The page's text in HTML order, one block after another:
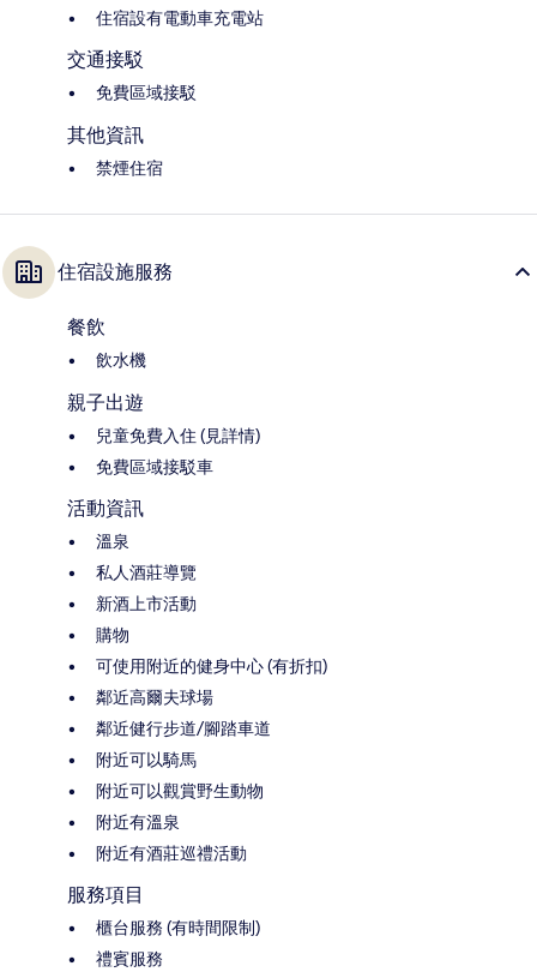
住宿設有電動車充電站
交通接駁
免費區域接駁
其他資訊
禁煙住宿
住宿設施服務
餐飲
飲水機
親子出遊
兒童免費入住 (見詳情)
免費區域接駁車
活動資訊
溫泉
私人酒莊導覽
新酒上市活動
購物
可使用附近的健身中心 (有折扣)
鄰近高爾夫球場
鄰近健行步道/腳踏車道
附近可以騎馬
附近可以觀賞野生動物
附近有溫泉
附近有酒莊巡禮活動
服務項目
櫃台服務 (有時間限制)
禮賓服務